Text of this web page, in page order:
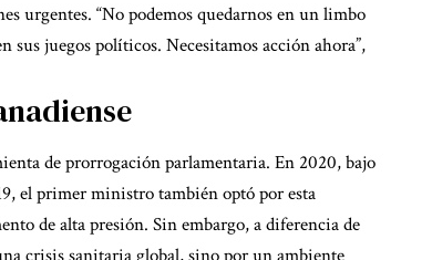
urgentes. “No podemos quedarnos en un limbo
sus juegos políticos. Necesitamos acción ahora”,
de prorrogación parlamentaria. En 2020, bajo
el primer ministro también optó por esta
de alta presión. Sin embargo, a diferencia de